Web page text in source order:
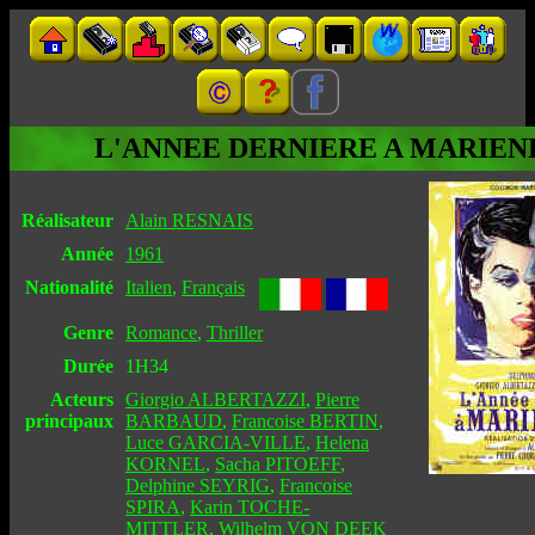
L'ANNEE DERNIERE A
Réalisateur
Alain RESNAIS
Année
1961
Nationalité Italien, Français
Genre Romance, Thriller
Durée
1H34
Acteurs
principaux
Giorgio ALBERTAZZI, Pierre
BARBAUD, Francoise BERTIN,
Luce GARCIA-VILLE, Helena
KORNEL, Sacha PITOEFF,
Delphine SEYRIG, Francoise
SPIRA, Karin TOCHE-
MITTLER, Wilhelm VON DEEK